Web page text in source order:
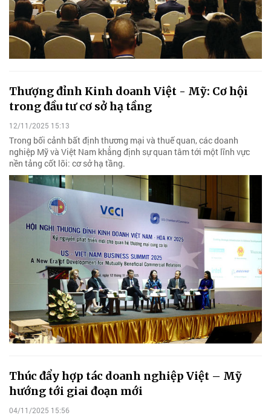
Thượng đỉnh Kinh doanh Việt - Mỹ: Cơ hội
trong đầu tư cơ sở hạ tầng
12/11/2025 15:13
Trong bối cảnh bất định thương mại và thuế quan, các doanh
nghiệp Mỹ và Việt Nam khẳng định sự quan tâm tới một lĩnh vực
nền tảng cốt lõi: cơ sở hạ tầng.
Thúc đẩy hợp tác doanh nghiệp Việt – Mỹ
hướng tới giai đoạn mới
04/11/2025 15:56